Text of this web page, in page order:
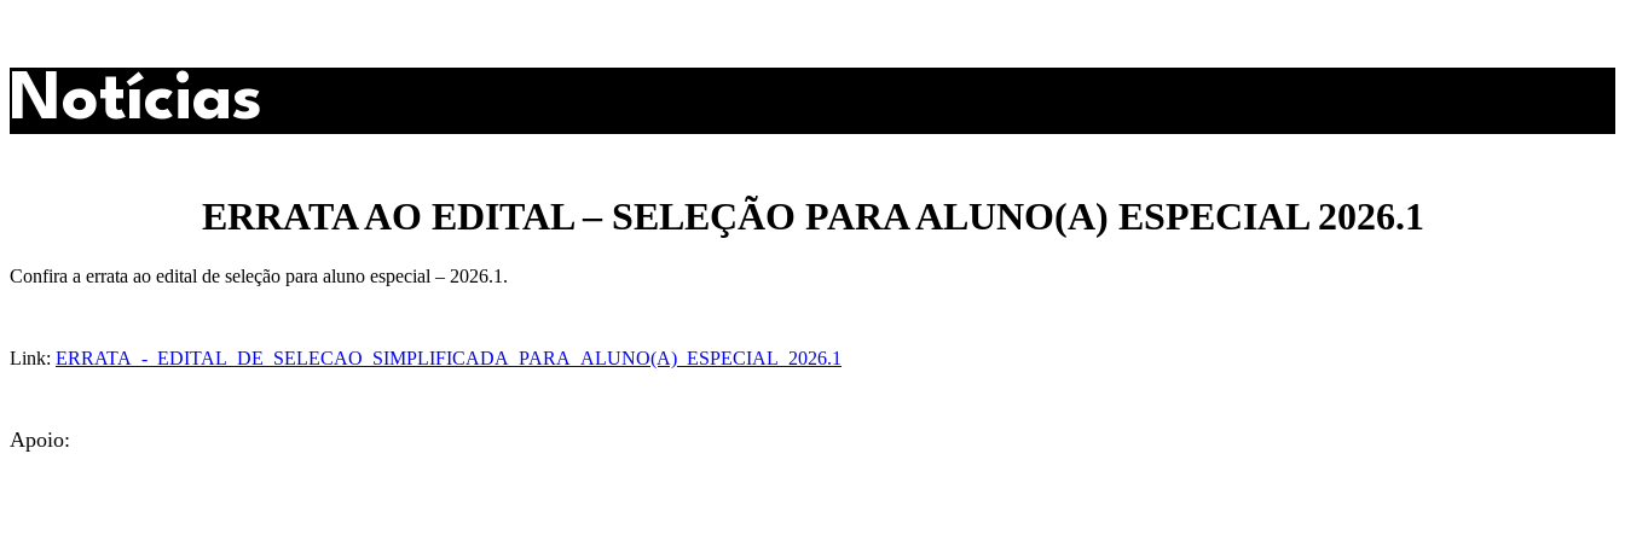
conteúdo
Notícias
ERRATA AO EDITAL – SELEÇÃO PARA ALUNO(A) ESPECIAL 2026.1
Confira a errata ao edital de seleção para aluno especial – 2026.1.
Link: ERRATA_-_EDITAL_DE_SELECAO_SIMPLIFICADA_PARA_ALUNO(A)_ESPECIAL_2026.1
Apoio: